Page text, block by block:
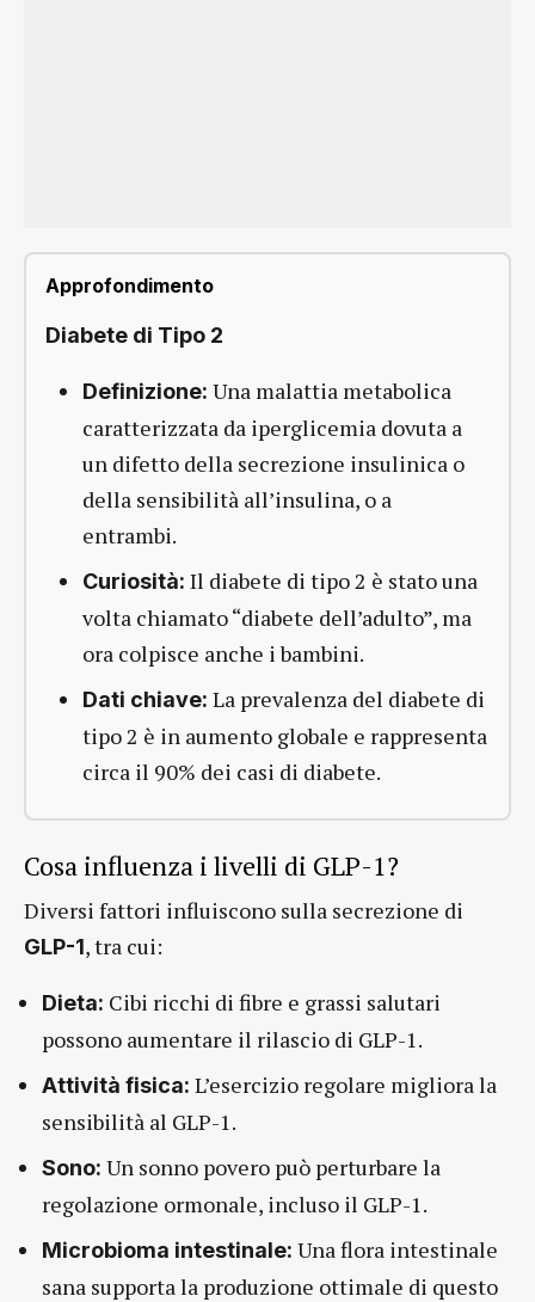
Approfondimento
Diabete di Tipo 2
Definizione: Una malattia metabolica
caratterizzata da iperglicemia dovuta a
un difetto della secrezione insulinica o
della sensibilità all’insulina, o a
entrambi.
Curiosità: Il diabete di tipo 2 è stato una
volta chiamato “diabete dell’adulto”, ma
ora colpisce anche i bambini.
Dati chiave: La prevalenza del diabete di
tipo 2 è in aumento globale e rappresenta
circa il 90% dei casi di diabete.
Cosa influenza i livelli di GLP-1?
Diversi fattori influiscono sulla secrezione di
GLP-1, tra cui:
Dieta: Cibi ricchi di fibre e grassi salutari
possono aumentare il rilascio di GLP-1.
Attività fisica: L’esercizio regolare migliora la
sensibilità al GLP-1.
Sono: Un sonno povero può perturbare la
regolazione ormonale, incluso il GLP-1.
Microbioma intestinale: Una flora intestinale
sana supporta la produzione ottimale di questo